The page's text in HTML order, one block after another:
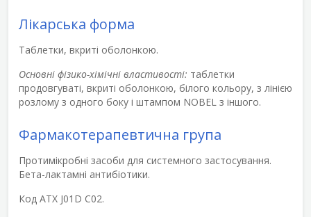
Лікарська форма
Таблетки, вкриті оболонкою.
Основні фізико-хімічні властивості: таблетки
продовгуваті, вкриті оболонкою, білого кольору, з лінією
розлому з одного боку і штампом NOBEL з іншого.
Фармакотерапевтична група
Протимікробні засоби для системного застосування.
Бета-лактамні антибіотики.
Код АТХ J01D С02.